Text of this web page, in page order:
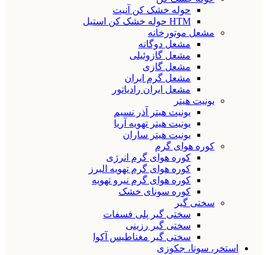
حوله خشک کن آنیت
HTM حوله خشک کن استیل
مشعل موتورخانه
مشعل دوگانه
مشعل گازوئیلی
مشعل گازی
مشعل گرم ایران
مشعل ایران رادیاتور
یونیت هیتر
یونیت هیتر آذر نسیم
یونیت هیتر تهویه آریا
یونیت هیتر ساران
کوره هوای گرم
کوره هوای گرم انرژی
کوره هوای گرم تهویه البرز
کوره هوای گرم نیرو تهویه
کوره سونای خشک
سختی گیر
سختی گیر پلی فسفات
سختی گیر رزینی
سختی گیر مغناطیس آکوا
استخر، سونا، جکوزی